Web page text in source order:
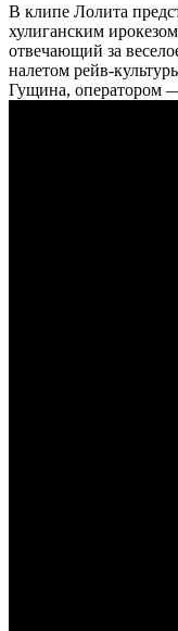
В клипе Лолита
хулиганским
отвечающий за
налетом рейв-
Гущина, оператором